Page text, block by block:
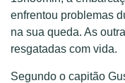
enfrentou problemas
na sua queda. As
resgatadas com vida.
Segundo o capitão